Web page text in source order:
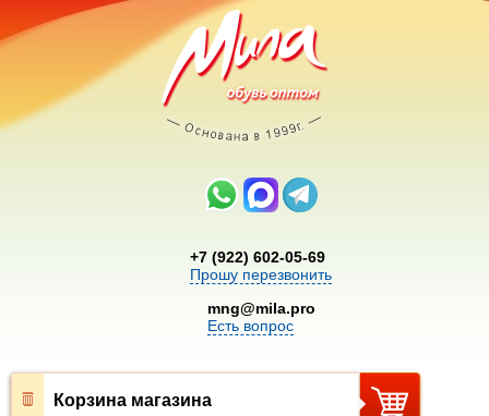
+7 (922) 602-05-69
Прошу перезвонить
mng@mila.pro
Есть вопрос
Корзина магазина